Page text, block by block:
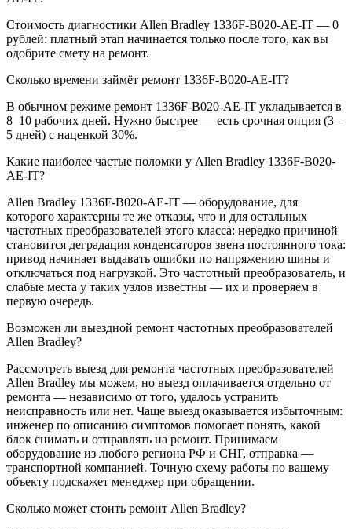
Стоимость диагностики Allen Bradley 1336F-B020-AE-IT — 0
рублей: платный этап начинается только после того, как вы
одобрите смету на ремонт.
Сколько времени займёт ремонт 1336F-B020-AE-IT?
В обычном режиме ремонт 1336F-B020-AE-IT укладывается в
8–10 рабочих дней. Нужно быстрее — есть срочная опция (3–
5 дней) с наценкой 30%.
Какие наиболее частые поломки у Allen Bradley 1336F-B020-
AE-IT?
Allen Bradley 1336F-B020-AE-IT — оборудование, для
которого характерны те же отказы, что и для остальных
частотных преобразователей этого класса: нередко причиной
становится деградация конденсаторов звена постоянного тока:
привод начинает выдавать ошибки по напряжению шины и
отключаться под нагрузкой. Это частотный преобразователь, и
слабые места у таких узлов известны — их и проверяем в
первую очередь.
Возможен ли выездной ремонт частотных преобразователей
Allen Bradley?
Рассмотреть выезд для ремонта частотных преобразователей
Allen Bradley мы можем, но выезд оплачивается отдельно от
ремонта — независимо от того, удалось устранить
неисправность или нет. Чаще выезд оказывается избыточным:
инженер по описанию симптомов помогает понять, какой
блок снимать и отправлять на ремонт. Принимаем
оборудование из любого региона РФ и СНГ, отправка —
транспортной компанией. Точную схему работы по вашему
объекту подскажет менеджер при обращении.
Сколько может стоить ремонт Allen Bradley?